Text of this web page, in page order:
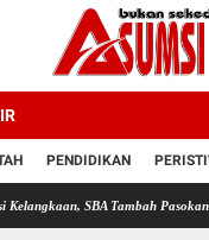
PENDIDIKAN
Tambah Pasokan Semen Andalas